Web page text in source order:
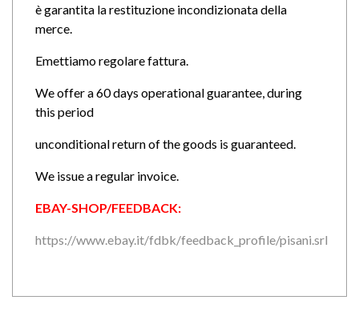
è garantita la restituzione incondizionata della
merce.
Emettiamo regolare fattura.
We offer a 60 days operational guarantee, during
this period
unconditional return of the goods is guaranteed.
We issue a regular invoice.
EBAY-SHOP/FEEDBACK:
https://www.ebay.it/fdbk/feedback_profile/pisani.srl